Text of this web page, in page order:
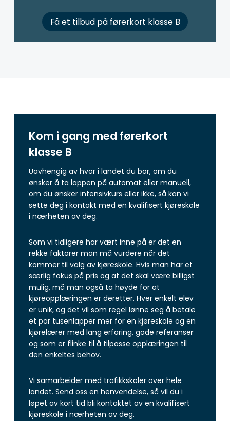
Få et tilbud på førerkort klasse B
Kom i gang med førerkort
klasse B
Uavhengig av hvor i landet du bor, om du
ønsker å ta lappen på automat eller manuell,
om du ønsker intensivkurs eller ikke, så kan vi
sette deg i kontakt med en kvalifisert kjøreskole
i nærheten av deg.
Som vi tidligere har vært inne på er det en
rekke faktorer man må vurdere når det
kommer til valg av kjøreskole. Hvis man har et
særlig fokus på pris og at det skal være billigst
mulig, må man også ta høyde for at
kjøreopplæringen er deretter. Hver enkelt elev
er unik, og det vil som regel lønne seg å betale
et par tusenlapper mer for en kjøreskole og en
kjørelærer med lang erfaring, gode referanser
og som er flinke til å tilpasse opplæringen til
den enkeltes behov.
Vi samarbeider med trafikkskoler over hele
landet. Send oss en henvendelse, så vil du i
løpet av kort tid bli kontaktet av en kvalifisert
kjøreskole i nærheten av deg.